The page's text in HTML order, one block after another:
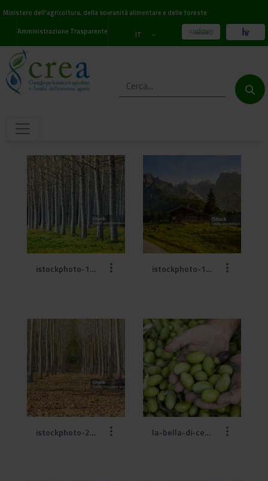
Ministero dell'agricoltura, della sovranità alimentare e delle foreste
Amministrazione Trasparente
IT
istockphoto-138203786-1024x1024.jpg istockphoto-1414798334-2048x2048.jpg
istockphoto-2147604447-1024x1024.jpg la-bella-di-cerignola.jpg